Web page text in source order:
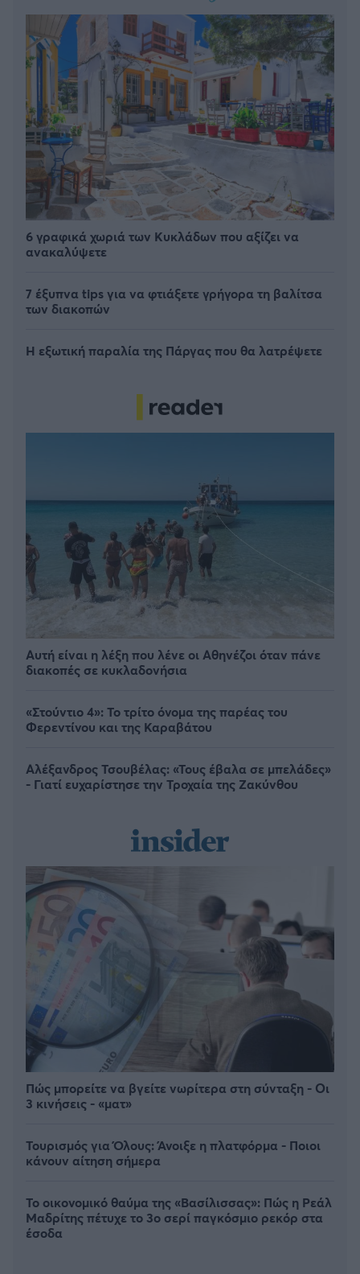
6 γραφικά χωριά των Κυκλάδων που αξίζει να
ανακαλύψετε
7 έξυπνα tips για να φτιάξετε γρήγορα τη βαλίτσα
των διακοπών
Η εξωτική παραλία της Πάργας που θα λατρέψετε
Αυτή είναι η λέξη που λένε οι Αθηνέζοι όταν πάνε
διακοπές σε κυκλαδονήσια
«Στούντιο 4»: Το τρίτο όνομα της παρέας του
Φερεντίνου και της Καραβάτου
Αλέξανδρος Τσουβέλας: «Τους έβαλα σε μπελάδες»
- Γιατί ευχαρίστησε την Τροχαία της Ζακύνθου
Πώς μπορείτε να βγείτε νωρίτερα στη σύνταξη - Οι
3 κινήσεις - «ματ»
Τουρισμός για Όλους: Άνοιξε η πλατφόρμα - Ποιοι
κάνουν αίτηση σήμερα
Το οικονομικό θαύμα της «Βασίλισσας»: Πώς η Ρεάλ
Μαδρίτης πέτυχε το 3ο σερί παγκόσμιο ρεκόρ στα
έσοδα